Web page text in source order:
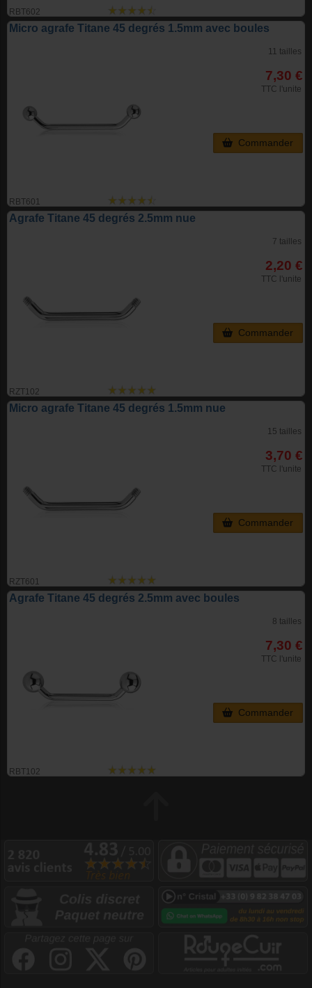
RBT602
Micro agrafe Titane 45 degrés 1.5mm avec boules
RBT601
11 tailles
7,30 €
TTC l'unite
Commander
Agrafe Titane 45 degrés 2.5mm nue
RZT102
7 tailles
2,20 €
TTC l'unite
Commander
Micro agrafe Titane 45 degrés 1.5mm nue
RZT601
15 tailles
3,70 €
TTC l'unite
Commander
Agrafe Titane 45 degrés 2.5mm avec boules
RBT102
8 tailles
7,30 €
TTC l'unite
Commander